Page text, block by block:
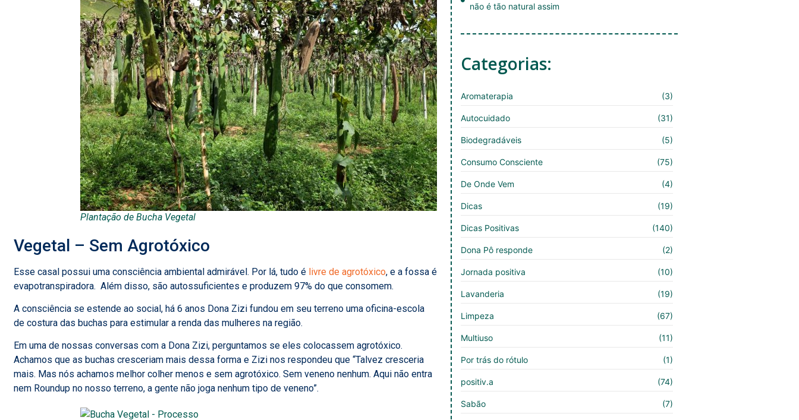
Plantação de Bucha Vegetal
Vegetal – Sem Agrotóxico
Esse casal possui uma consciência ambiental admirável. Por lá, tudo é livre de agrotóxico, e a fossa é
evapotranspiradora. Além disso, são autossuficientes e produzem 97% do que consomem.
A consciência se estende ao social, há 6 anos Dona Zizi fundou em seu terreno uma oficina-escola
de costura das buchas para estimular a renda das mulheres na região.
Em uma de nossas conversas com a Dona Zizi, perguntamos se eles colocassem agrotóxico.
Achamos que as buchas cresceriam mais dessa forma e Zizi nos respondeu que “Talvez cresceria
mais. Mas nós achamos melhor colher menos e sem agrotóxico. Sem veneno nenhum. Aqui não entra
nem Roundup no nosso terreno, a gente não joga nenhum tipo de veneno”.
não é tão natural assim
Categorias:
Aromaterapia (3)
Autocuidado (31)
Biodegradáveis (5)
Consumo Consciente (75)
De Onde Vem (4)
Dicas (19)
Dicas Positivas (140)
Dona Pô responde (2)
Jornada positiva (10)
Lavanderia (19)
Limpeza (67)
Multiuso (11)
Por trás do rótulo (1)
positiv.a (74)
Sabão (7)